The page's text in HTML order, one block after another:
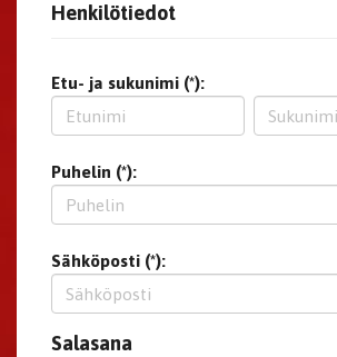
Henkilötiedot
Etu- ja sukunimi (*):
Puhelin (*):
Sähköposti (*):
Salasana